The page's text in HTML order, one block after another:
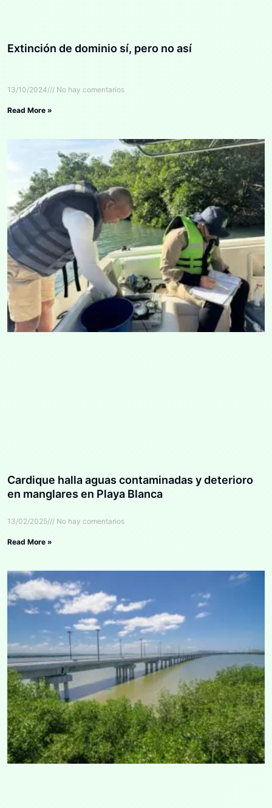
Extinción de dominio sí, pero no así
13/10/2024 No hay comentarios
Read More »
Cardique halla aguas contaminadas y deterioro
en manglares en Playa Blanca
13/02/2025 No hay comentarios
Read More »